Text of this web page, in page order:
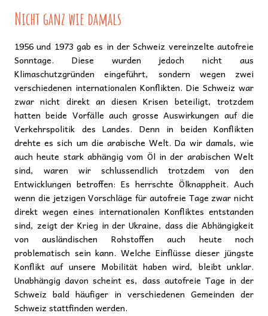
Nicht ganz wie damals
1956 und 1973 gab es in der Schweiz vereinzelte autofreie
Sonntage. Diese wurden jedoch nicht aus
Klimaschutzgründen eingeführt, sondern wegen zwei
verschiedenen internationalen Konflikten. Die Schweiz war
zwar nicht direkt an diesen Krisen beteiligt, trotzdem
hatten beide Vorfälle auch grosse Auswirkungen auf die
Verkehrspolitik des Landes. Denn in beiden Konflikten
drehte es sich um die arabische Welt. Da wir damals, wie
auch heute stark abhängig vom Öl in der arabischen Welt
sind, waren wir schlussendlich trotzdem von den
Entwicklungen betroffen: Es herrschte Ölknappheit. Auch
wenn die jetzigen Vorschläge für autofreie Tage zwar nicht
direkt wegen eines internationalen Konfliktes entstanden
sind, zeigt der Krieg in der Ukraine, dass die Abhängigkeit
von ausländischen Rohstoffen auch heute noch
problematisch sein kann. Welche Einflüsse dieser jüngste
Konflikt auf unsere Mobilität haben wird, bleibt unklar.
Unabhängig davon scheint es, dass autofreie Tage in der
Schweiz bald häufiger in verschiedenen Gemeinden der
Schweiz stattfinden werden.